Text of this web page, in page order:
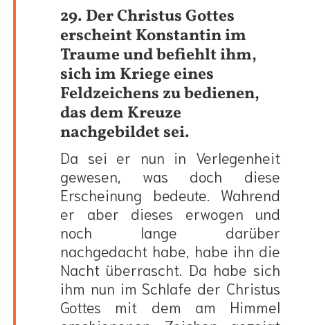
29. Der Christus Gottes
erscheint Konstantin im
Traume und befiehlt ihm,
sich im Kriege eines
Feldzeichens zu bedienen,
das dem Kreuze
nachgebildet sei.
Da sei er nun in Verlegenheit
gewesen, was doch diese
Erscheinung bedeute. Wahrend
er aber dieses erwogen und
noch lange darüber
nachgedacht habe, habe ihn die
Nacht überrascht. Da habe sich
ihm nun im Schlafe der Christus
Gottes mit dem am Himmel